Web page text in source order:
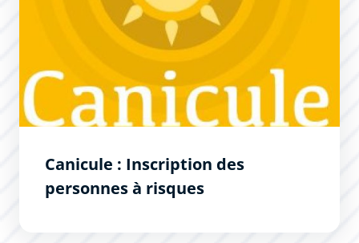
Canicule : Inscription des
personnes à risques